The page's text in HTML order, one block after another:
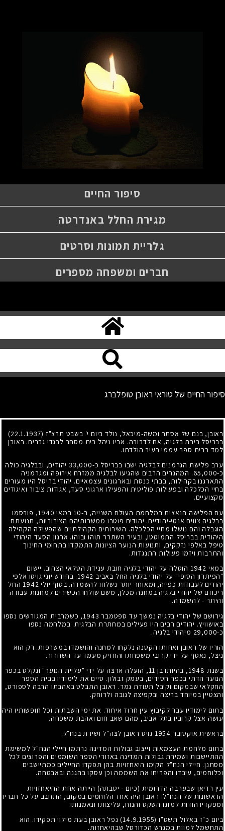
סיפור החיים
מגירת החלל באנדרטה
גלריית תמונות וסרטים
חברים ומשפחה מספרים
סיפור החיים של טוראי ראובן טופלברג
ראובן, בנם של אסתר ומשה-מיכאל, נולד ביום י' בשבט תרצ"ז (22.1.1937)
בבריסל בירת בלגיה, אח לדבורה. אביו ניהל בית מסחר לבגדי גברים. ראובן
למד בבית ספר עממי בעיר הולדתו.
ערב פלישת הגרמנים לבלגיה ישבו בבריסל כ-33,000 יהודים, ובבלגיה כולה
כ-65,000. המהגרים הרבים שהגיעו לבלגיה ממזרח אירופה ומגרמניה
התארגנו בקהילות, בבתי כנסת ובארגונים עצמאיים. יהודי בריסל היו מעורים
בחיי הכלכלה ובפעילות פוליטית והפעילו ארגוני סעד, אגודות ציבור ואיגודים
מקצועיים.
עם הפלישה הנאצית במלחמת העולם השנייה, ב-10 במאי 1940, פורסמו
בבלגיה צווים אנטי-יהודיים. יהודים פוטרו ממשרותיהם הציבוריות, תנועתם
הוגבלה והם נושלו מחיי הכלכלה. השירותים הקהילתיים שהפעילה הקהילה
היהודית בבריסל התמוטטו, ובעיר השתרר תוהו ובוהו. ארגון הסעד היהודי
טיפל באלפי נזקקים, ותנועות הנוער הציונות התמקדו בתחומי החינוך
והתרבות ויזמו פעולות התנגדות.
במאי 1942 הוטלה על יהודי בלגיה חובת ענידת הטלאי הצהוב. יישום
"הפיתרון הסופי" על יהודי בלגיה החל באביב 1942. בחודש יוני גויסו אלפי
יהודים לעבודות כפייה, ומאוחר יותר נשלחו להשמדה. בסוף יולי 1942 החל
ריכוזם של יהודי בלגיה במחנה מכלן, משם שולחו הכשירים למחנות עבודה
והיתר - להשמדה.
גירושם של יהודי בלגיה נמשך עד ספטמבר 1943, כשמרבית המגורשים נספו
באושוויץ. יהודים רבים היו פעילים במחתרת הבלגית. במלחמה נספו
כ-29,000 מיהודי בלגיה.
הוריו של ראובן ואחותו הקטנה נלקחו למחנה והושמדו במשרפות. רק הוא
ניצל, נאסף על ידי קרובי משפחתו והחזיק מעמד עד השחרור.
בשנת 1948, בהיותו בן 11, הועלה ארצה על ידי "עליית הנוער" ונקלט בכפר
הנוער הדתי בכפר חסידים, בעמק זבולון. סיים את לימודיו בבית הספר
החקלאי שבמקום וקיבל תעודת גמר. ראובן התבלט באהבתו הרבה לספורט,
והצטיין במיוחד בריצה ובקפיצה לגובה ולרוחק.
בתום לימודיו עבר לקיבוץ עין חרוד איחוד. את ימי השבתות וכל חופשותיו היה
עושה אצל קרוביו בתל אביב, מהם שאב חום ואהבת משפחה.
בראשית אוקטובר 1954 גויס ראובן לצה"ל ושירת בנח"ל.
בתום מלחמת העצמאות וייצוב גבולות המדינה נרתמו חיילי הנח"ל למשימת
ההתיישבות ושמירת גבולות המדינה באזורי הספר השוממים והפרוצים לכל
מסתנן. חיילי הנח"ל הקימו היאחזויות בהן תפקדו החיילים כמתיישבים
וכלוחמים, עיבדו והפריחו את השממה וכן עסקו בהגנה ובאבטחה.
עין רדיאן שבערבה הדרומית (כיום - יטבתה) הייתה אחת ההיאחזויות
הראשונות של הנח"ל. ראובן היה אחד הלוחמים במקום, התחבב על כל חבריו
ומפקדיו הודות למזגו השקט והנוח, עליצותו ונאמנותו.
ביום כ"ז באלול תשט"ו (14.9.1955)
נפל ראובן בעת מילוי תפקידו. הוא
התחשמל למוות במגרש הכדורסל שבהיאחזות.